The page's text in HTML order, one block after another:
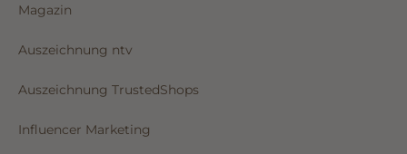
Magazin
Auszeichnung ntv
Auszeichnung TrustedShops
Influencer Marketing